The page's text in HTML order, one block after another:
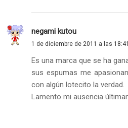
negami kutou
1 de diciembre de 2011 a las 18:41
Es una marca que se ha
sus espumas me
con algún lotecito la verdad.
Lamento mi ausencia